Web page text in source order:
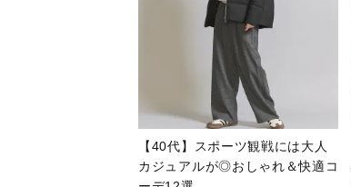
【40代】スポーツ観戦には大人
カジュアルが◎おしゃれ＆快適コ